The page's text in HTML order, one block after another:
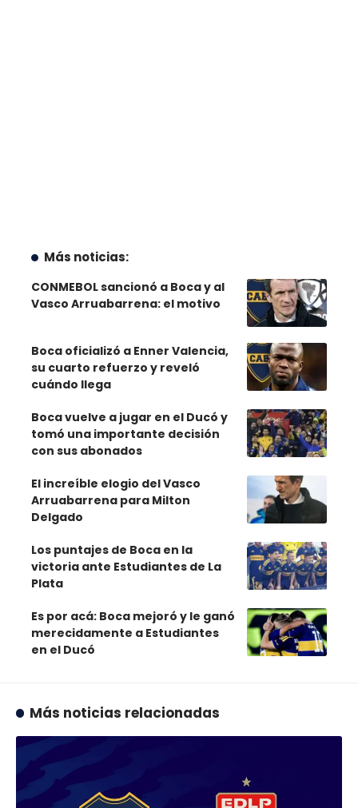
Más noticias:
CONMEBOL sancionó a Boca y al
Vasco Arruabarrena: el motivo
Boca oficializó a Enner Valencia,
su cuarto refuerzo y reveló
cuándo llega
Boca vuelve a jugar en el Ducó y
tomó una importante decisión
con sus abonados
El increíble elogio del Vasco
Arruabarrena para Milton
Delgado
Los puntajes de Boca en la
victoria ante Estudiantes de La
Plata
Es por acá: Boca mejoró y le ganó
merecidamente a Estudiantes
en el Ducó
Más noticias relacionadas